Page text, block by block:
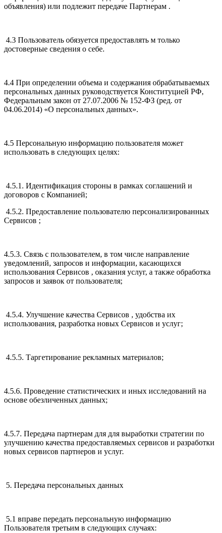
объявления) или подлежит передаче Партнерам .
4.3 Пользователь обязуется предоставлять м только
достоверные сведения о себе.
4.4 При определении объема и содержания обрабатываемых
персональных данных руководствуется Конституцией РФ,
Федеральным закон от 27.07.2006 № 152-ФЗ (ред. от
04.06.2014) «О персональных данных».
4.5 Персональную информацию пользователя может
использовать в следующих целях:
4.5.1. Идентификация стороны в рамках соглашений и
договоров с Компанией;
4.5.2. Предоставление пользователю персонализированных
Сервисов ;
4.5.3. Связь с пользователем, в том числе направление
уведомлений, запросов и информации, касающихся
использования Сервисов , оказания услуг, а также обработка
запросов и заявок от пользователя;
4.5.4. Улучшение качества Сервисов , удобства их
использования, разработка новых Сервисов и услуг;
4.5.5. Таргетирование рекламных материалов;
4.5.6. Проведение статистических и иных исследований на
основе обезличенных данных;
4.5.7. Передача партнерам для для выработки стратегии по
улучшению качества предоставляемых сервисов и разработки
новых сервисов партнеров и услуг.
5. Передача персональных данных
5.1 вправе передать персональную информацию
Пользователя третьим в следующих случаях: